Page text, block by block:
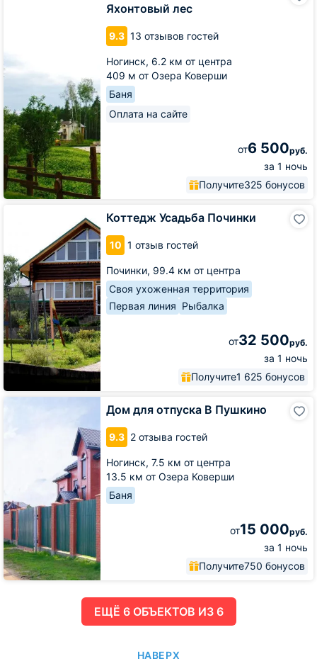
Яхонтовый лес
9.3 13 отзывов гостей
Ногинск, 6.2 км от центра
409 м от Озера Коверши
Баня
Оплата на сайте
от6 500руб.
за 1 ночь
Получите325 бонусов
Коттедж Усадьба Починки
10 1 отзыв гостей
Починки, 99.4 км от центра
Своя ухоженная территория
Первая линия Рыбалка
от32 500руб.
за 1 ночь
Получите1 625 бонусов
Дом для отпуска В Пушкино
9.3 2 отзыва гостей
Ногинск, 7.5 км от центра
13.5 км от Озера Коверши
Баня
от15 000руб.
за 1 ночь
Получите750 бонусов
ЕЩË 6 ОБЪЕКТОВ ИЗ 6
НАВЕРХ